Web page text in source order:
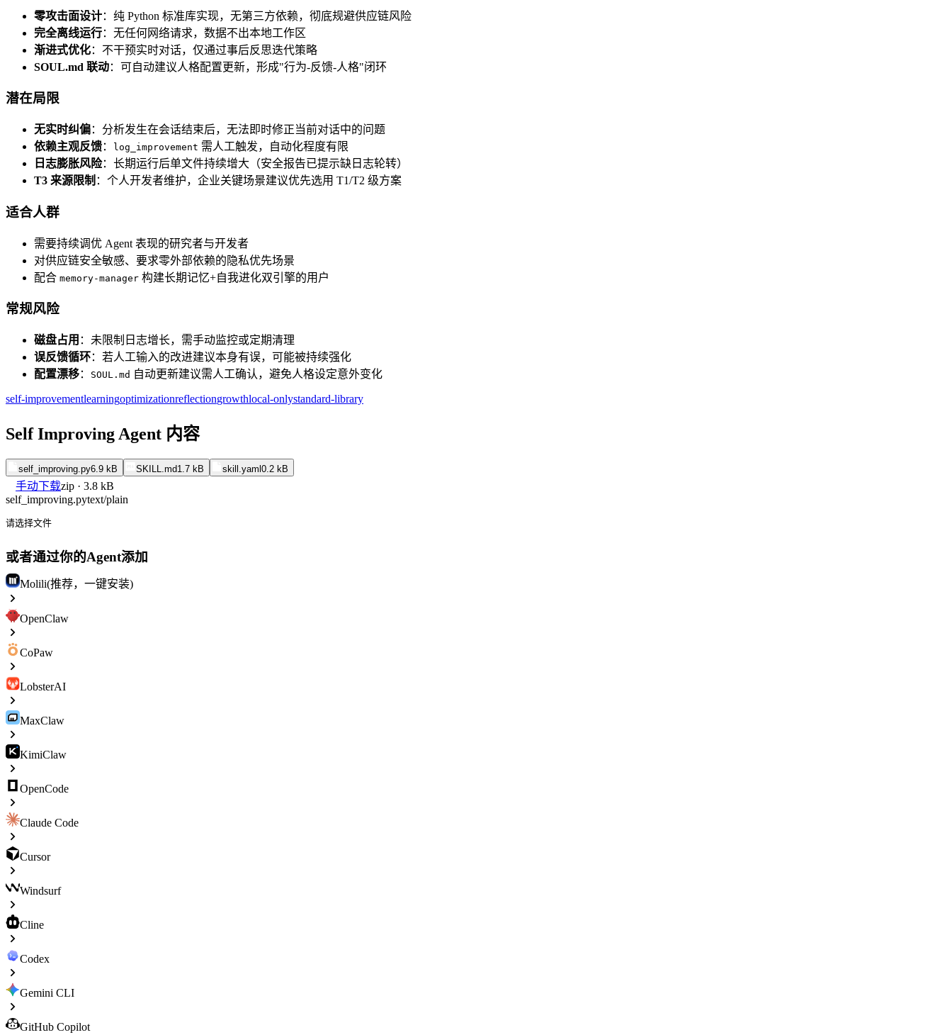
零攻击面设计：纯 Python 标准库实现，无第三方依赖，彻底规避供应链风险
完全离线运行：无任何网络请求，数据不出本地工作区
渐进式优化：不干预实时对话，仅通过事后反思迭代策略
SOUL.md 联动：可自动建议人格配置更新，形成"行为-反馈-人格"闭环
潜在局限
无实时纠偏：分析发生在会话结束后，无法即时修正当前对话中的问题
依赖主观反馈： log_improvement 需人工触发，自动化程度有限
日志膨胀风险：长期运行后单文件持续增大（安全报告已提示缺日志轮转）
T3 来源限制 ：个人开发者维护，企业关键场景建议优先选用 T1/T2 级方案
适合人群
需要持续调优 Agent 表现的研究者与开发者
对供应链安全敏感、要求零外部依赖的隐私优先场景
配合 memory-manager 构建长期记忆+自我进化双引擎的用户
常规风险
磁盘占用 ：未限制日志增长，需手动监控或定期清理
误反馈循环：若人工输入的改进建议本身有误，可能被持续强化
配置漂移： SOUL.md 自动更新建议需人工确认，避免人格设定意外变化
self-improvementlearningoptimizationreflectiongrowthlocal-onlystandard-library
Self Improving Agent 内容
self_improving.py6.9 kB SKILL.md1.7 kB skill.yaml 0.2 kB
手动下载zip · 3.8 kB
self_improving.pytext/plain
请选择文件
或者通过你的Agent添加
Molili(推荐，一键安装)
OpenClaw
CoPaw
LobsterAI
MaxClaw
KimiClaw
OpenCode
Claude Code
Cursor
Windsurf
Cline
Codex
Gemini CLI
GitHub Copilot